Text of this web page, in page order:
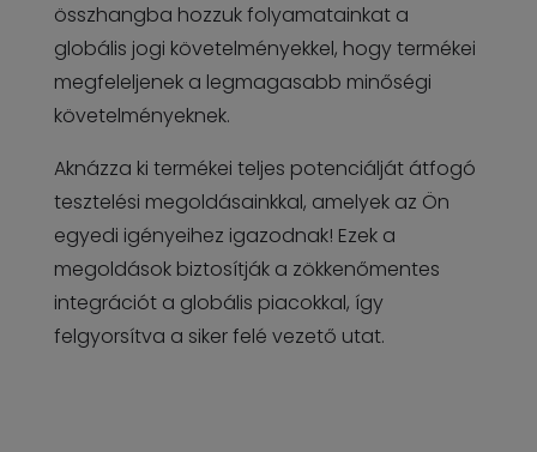
összhangba hozzuk folyamatainkat a
globális jogi követelményekkel, hogy termékei
megfeleljenek a legmagasabb minőségi
követelményeknek.
Aknázza ki termékei teljes potenciálját átfogó
tesztelési megoldásainkkal, amelyek az Ön
egyedi igényeihez igazodnak! Ezek a
megoldások biztosítják a zökkenőmentes
integrációt a globális piacokkal, így
felgyorsítva a siker felé vezető utat.